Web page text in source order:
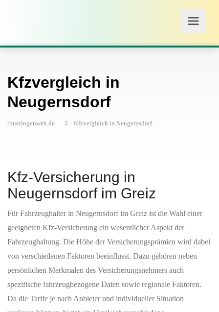
Kfzvergleich in
Neugernsdorf
thueringenweb.de Kfzvergleich in Neugernsdorf
Kfz-Versicherung in
Neugernsdorf im Greiz
Für Fahrzeughalter in Neugernsdorf im Greiz ist die Wahl einer
geeigneten Kfz-Versicherung ein wesentlicher Aspekt der
Fahrzeughaltung. Die Höhe der Versicherungsprämien wird dabei
von verschiedenen Faktoren beeinflusst. Dazu gehören neben
persönlichen Merkmalen des Versicherungsnehmers auch
spezifische fahrzeugbezogene Daten sowie regionale Faktoren.
Da die Tarife je nach Anbieter und individueller Situation